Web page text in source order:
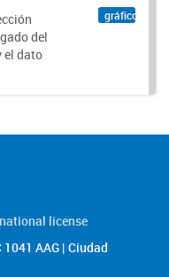
del
el dato
gráfico
license
AAG | Ciudad